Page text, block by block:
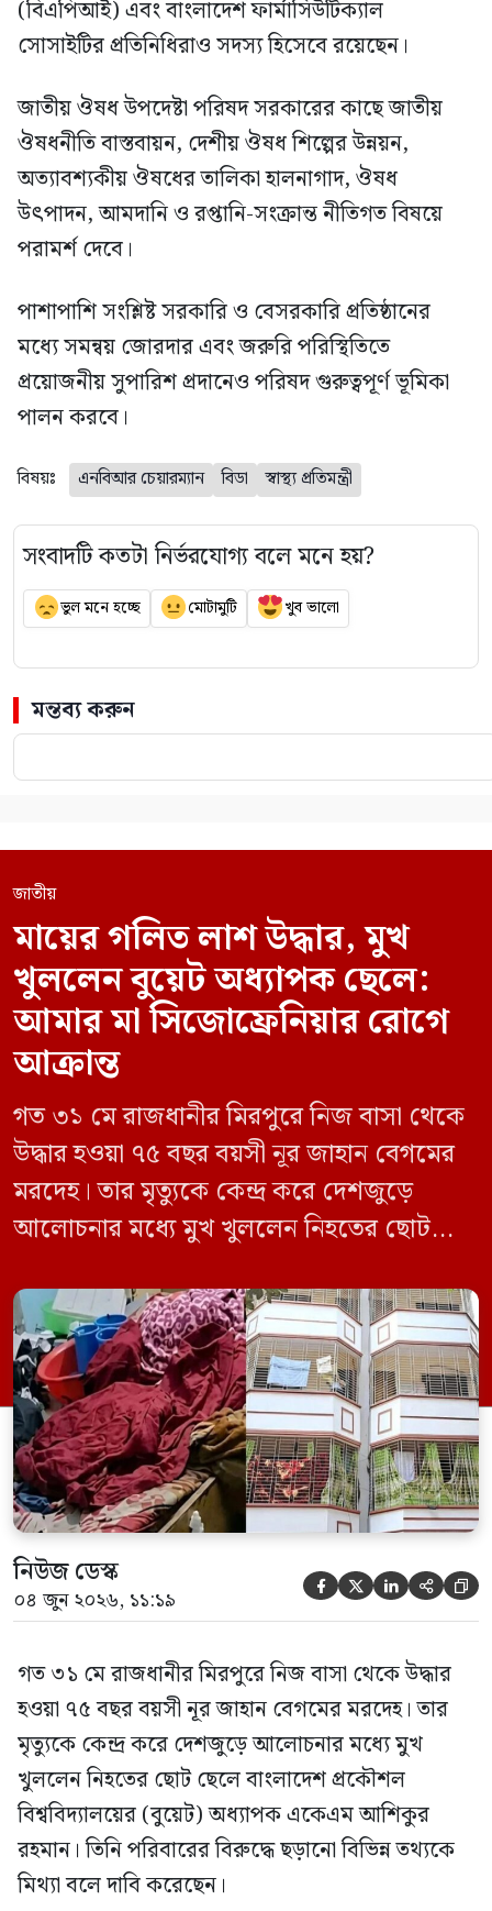
(বিএপিআই) এবং বাংলাদেশ ফার্মাসিউটিক্যাল
সোসাইটির প্রতিনিধিরাও সদস্য হিসেবে রয়েছেন।
জাতীয় ঔষধ উপদেষ্টা পরিষদ সরকারের কাছে জাতীয়
ঔষধনীতি বাস্তবায়ন, দেশীয় ঔষধ শিল্পের উন্নয়ন,
অত্যাবশ্যকীয় ঔষধের তালিকা হালনাগাদ, ঔষধ
উৎপাদন, আমদানি ও রপ্তানি-সংক্রান্ত নীতিগত বিষয়ে
পরামর্শ দেবে।
পাশাপাশি সংশ্লিষ্ট সরকারি ও বেসরকারি প্রতিষ্ঠানের
মধ্যে সমন্বয় জোরদার এবং জরুরি পরিস্থিতিতে
প্রয়োজনীয় সুপারিশ প্রদানেও পরিষদ গুরুত্বপূর্ণ ভূমিকা
পালন করবে।
বিষয়ঃ এনবিআর চেয়ারম্যান বিডা স্বাস্থ্য প্রতিমন্ত্রী
সংবাদটি কতটা নির্ভরযোগ্য বলে মনে হয়?
ভুল মনে হচ্ছে মোটামুটি খুব ভালো
মন্তব্য করুন
জাতীয়
মায়ের গলিত লাশ উদ্ধার, মুখ
খুললেন বুয়েট অধ্যাপক ছেলে:
আমার মা সিজোফ্রেনিয়ার রোগে
আক্রান্ত
গত ৩১ মে রাজধানীর মিরপুরে নিজ বাসা থেকে
উদ্ধার হওয়া ৭৫ বছর বয়সী নূর জাহান বেগমের
মরদেহ। তার মৃত্যুকে কেন্দ্র করে দেশজুড়ে
আলোচনার মধ্যে মুখ খুললেন নিহতের ছোট
(বুয়েট) অধ্যাপক একেএম আশিকুর রহমান।
তিনি পরিবারের বিরুদ্ধে ছড়ানো বিভিন্ন তথ্যকে
মিথ্যা বলে দাবি করেছেন। বুধবার (৩ জুন)
গণমাধ্যমে দেওয়া বক্তব্যে তিনি এই […]
নিউজ ডেস্ক
০৪ জুন ২০২৬, ১১:১৯     
গত ৩১ মে রাজধানীর মিরপুরে নিজ বাসা থেকে উদ্ধার
হওয়া ৭৫ বছর বয়সী নূর জাহান বেগমের মরদেহ। তার
মৃত্যুকে কেন্দ্র করে দেশজুড়ে আলোচনার মধ্যে মুখ
খুললেন নিহতের ছোট ছেলে বাংলাদেশ প্রকৌশল
বিশ্ববিদ্যালয়ের (বুয়েট) অধ্যাপক একেএম আশিকুর
রহমান। তিনি পরিবারের বিরুদ্ধে ছড়ানো বিভিন্ন তথ্যকে
মিথ্যা বলে দাবি করেছেন।